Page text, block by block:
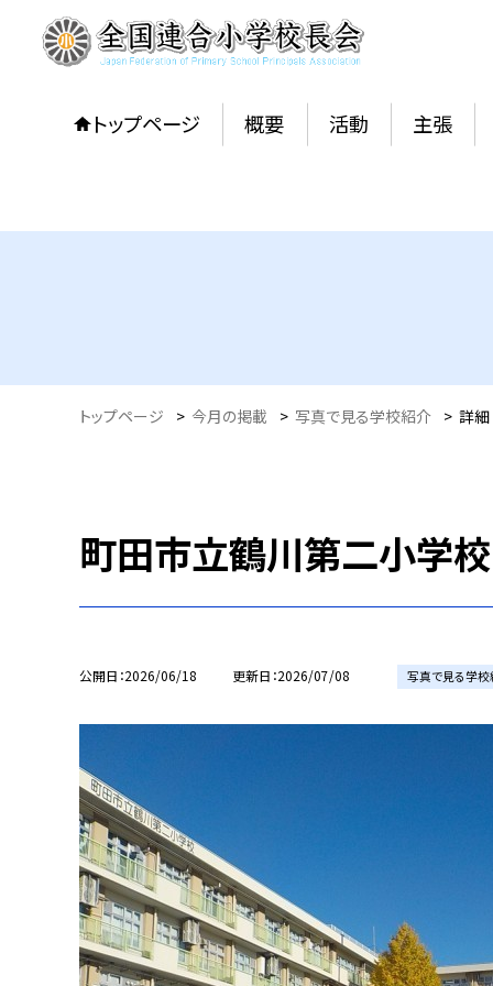
トップページ 概要 活動 主張
トップページ > 今月の掲載 > 写真で見る学校紹介 > 詳細
町田市立鶴川第二小学
公開日 2026/06/18 更新日 2026/07/08 写真で見る学校